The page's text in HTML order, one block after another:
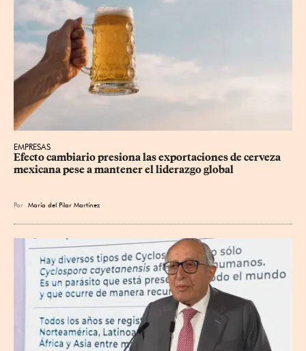
EMPRESAS
Efecto cambiario presiona las exportaciones de cerveza
mexicana pese a mantener el liderazgo global
Por María del Pilar Martínez